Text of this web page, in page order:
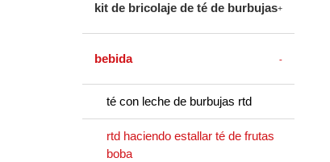
kit de bricolaje de té de burbujas
bebida
té con leche de burbujas rtd
rtd haciendo estallar té de frutas
boba